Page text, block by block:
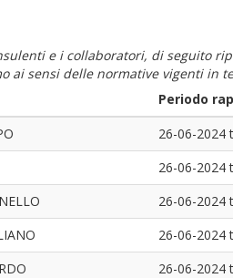
e i collaboratori, di seguito
sensi delle normative vigenti in
Periodo
26-06-2024
26-06-2024
26-06-2024
26-06-2024
26-06-2024